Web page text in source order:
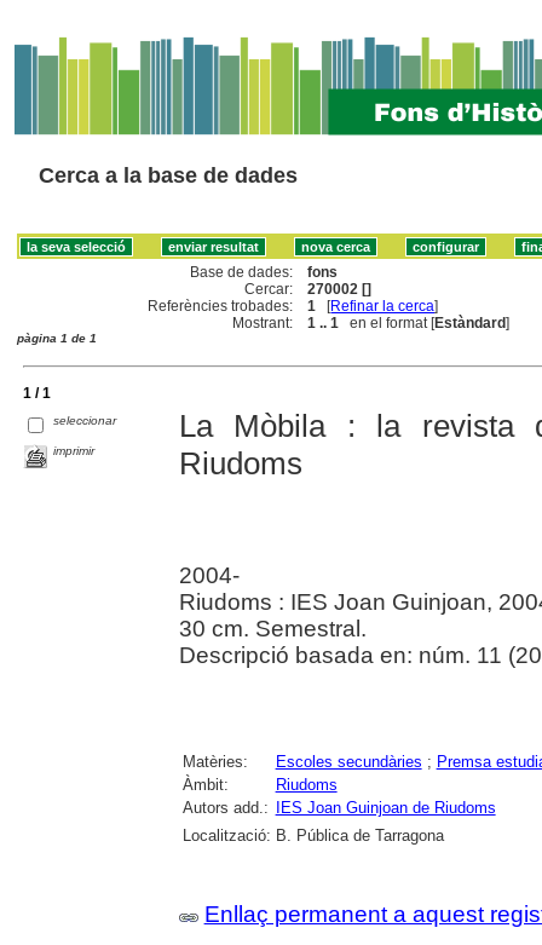
Cerca a la base de dades
Base de dades:
fons
Cercar:
270002 []
Referències trobades:
1 [Refinar la cerca]
Mostrant:
1 .. 1 en el format [Estàndard]
pàgina 1 de 1
1 / 1
seleccionar
imprimir
La Mòbila : la revista
Riudoms
2004-
Riudoms : IES Joan Guinjoan,
30 cm. Semestral.
Descripció basada en: núm. 11
Matèries: Escoles secundàries ; Premsa
Àmbit:
Riudoms
Autors add.:
IES Joan Guinjoan de Riudoms
Localització: B. Pública de Tarragona
Enllaç permanent a aquest